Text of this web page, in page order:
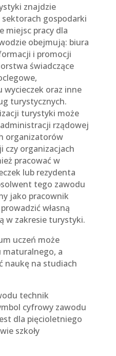
znajdzie
gospodarki
miejsc pracy dla
obejmują: biura
i promocji
świadczące
wycieczek oraz inne
turystycznych.
turystyki może
rządowej
organizatorów
czy organizacjach
pracować w
lub rezydenta
tego zawodu
jako pracownik
własną
w zakresie turystyki.
uczeń może
maturalnego, a
naukę na studiach
technik
cyfrowy zawodu
dla pięcioletniego
szkoły